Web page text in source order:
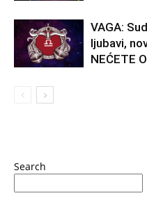
VAGA:
ljubavi,
NEĆETE
Search